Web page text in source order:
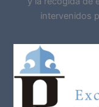
intervenidos